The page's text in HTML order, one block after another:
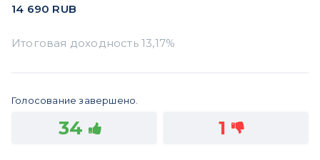
14 690 RUB
Голосование завершено.
34 1